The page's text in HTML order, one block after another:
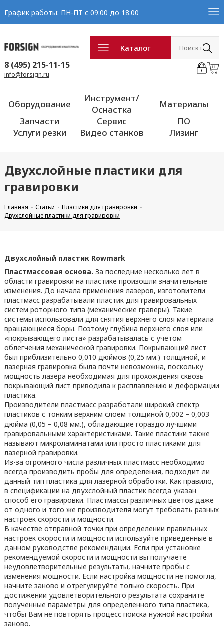
График работы: ПН-ПТ с 09:00 до 18:00
Каталог
8 (495) 215-11-15
info@forsign.ru
Оборудование
Инструмент/
Оснастка
Материалы
Запчасти
Сервис
ПО
Услуги резки
Видео станков Лизинг
Двухслойные пластики для
гравировки
Главная Статьи
Пластики для гравировки
Двухслойные пластики для гравировки
Двухслойный пластик Rowmark
Пластмассовая основа. За последние несколько лет в
области гравировки на пластике произошли значительные
изменения. До начала применения лазеров, изготовители
пластмасс разрабатывали пластик для гравировальных
систем роторного типа (механические граверы). Такие
системы использовали для снятия верхнего слоя материала
вращающиеся боры. Поэтому глубина верхнего слоя или
«покрывающего листа» разрабатывалась с учетом
облегчения механической гравировки. Покрывающий лист
был приблизительно 0,010 дюймов (0,25 мм.) толщиной, и
лазерная гравировка была почти невозможна, поскольку
мощность лазера необходимая для прохождения сквозь
покрывающий лист приводила к расплавлению и деформации
пластика.
Производители пластмасс разработали широкий спектр
пластиков с тонким верхним слоем толщиной 0,002 – 0,003
дюйма (0,05 – 0,08 мм.), обладающие гораздо лучшими
гравировальными характеристиками. Такие пластики также
называют микроламинатами или просто пластиками для
лазерной гравировки.
Из-за огромного числа различных пластмасс необходимо
всегда производить пробы для определения, подходит ли
данный тип пластика для лазерной обработки. Как правило,
в спецификации на двухслойный пластик всегда указан
способ его гравировки. Пластмассы различных цветов даже
от одного и того же производителя могут требовать разных
настроек скорости и мощности.
В качестве отправной точки при определении правильных
настроек скорости и мощности используйте приведенные в
данном руководстве рекомендации. Если при установке
рекомендуемой скорости и мощности вы получаете
неудовлетворительные результаты, начните пробы с
изменения мощности. Если настройка мощности не помогла,
начните заново и отрегулируйте только скорость. При
достижении удовлетворительного результата сохраните
полученные параметры для определенного типа пластика,
чтобы Вам не повторять процесс поиска нужной настройки
заново.